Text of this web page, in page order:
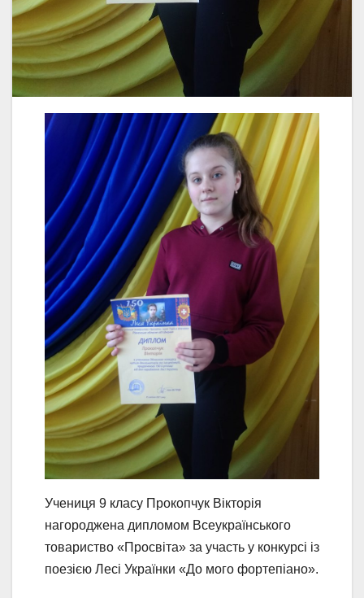
Учениця 9 класу Прокопчук Вікторія
нагороджена дипломом Всеукраїнського
товариство «Просвіта» за участь у конкурсі із
поезією Лесі Українки «До мого фортепіано».